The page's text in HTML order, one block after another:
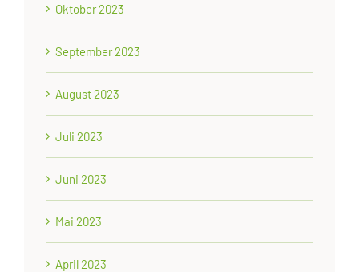
Oktober 2023
September 2023
August 2023
Juli 2023
Juni 2023
Mai 2023
April 2023